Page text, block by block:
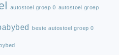
autostoel groep 0 autostoel groep
beste autostoel groep 0